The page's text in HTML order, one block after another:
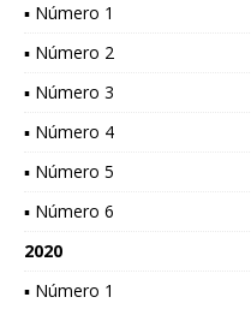
▪ Número 1
▪ Número 2
▪ Número 3
▪ Número 4
▪ Número 5
▪ Número 6
2020
▪ Número 1